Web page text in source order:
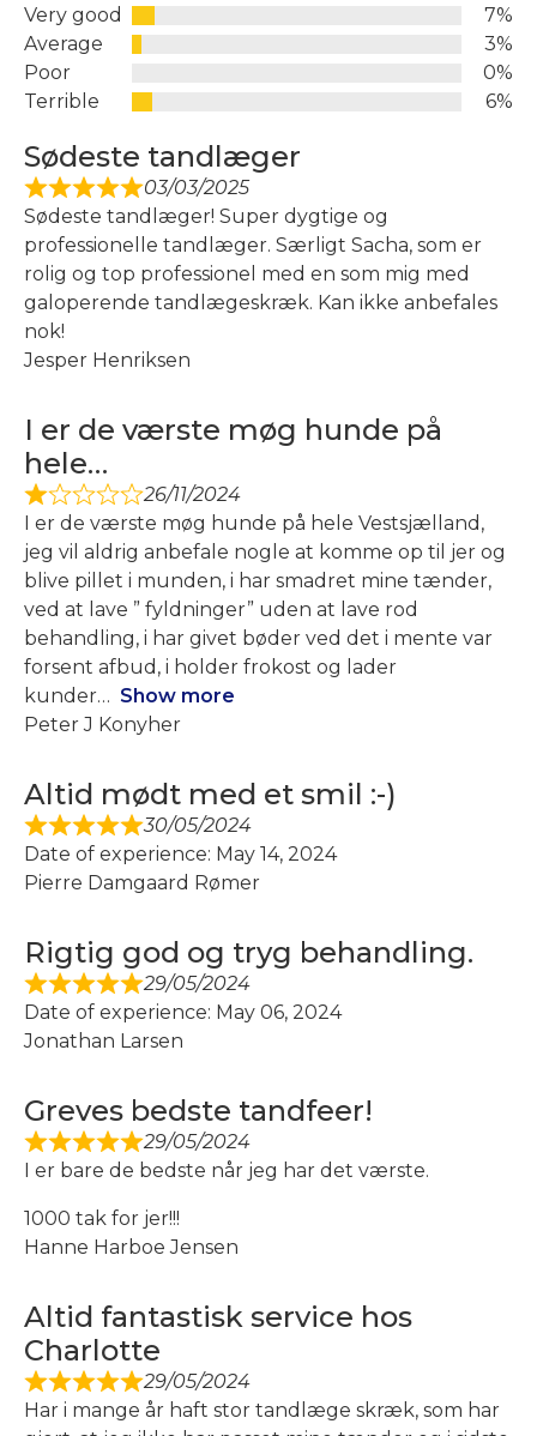
Very good
7%
Average
3%
Poor
0%
Terrible
6%
Sødeste tandlæger
03/03/2025
Sødeste tandlæger! Super dygtige og
professionelle tandlæger. Særligt Sacha, som er
rolig og top professionel med en som mig med
galoperende tandlægeskræk. Kan ikke anbefales
nok!
Jesper Henriksen
I er de værste møg hunde på
hele…
26/11/2024
I er de værste møg hunde på hele Vestsjælland,
jeg vil aldrig anbefale nogle at komme op til jer og
blive pillet i munden, i har smadret mine tænder,
ved at lave ” fyldninger” uden at lave rod
behandling, i har givet bøder ved det i mente var
forsent afbud, i holder frokost og lader
kunder
Show more
Peter J Konyher
Altid mødt med et smil :-)
30/05/2024
Date of experience: May 14, 2024
Pierre Damgaard Rømer
Rigtig god og tryg behandling.
29/05/2024
Date of experience: May 06, 2024
Jonathan Larsen
Greves bedste tandfeer!
29/05/2024
I er bare de bedste når jeg har det værste.
1000 tak for jer!!!
Hanne Harboe Jensen
Altid fantastisk service hos
Charlotte
29/05/2024
Har i mange år haft stor tandlæge skræk, som har